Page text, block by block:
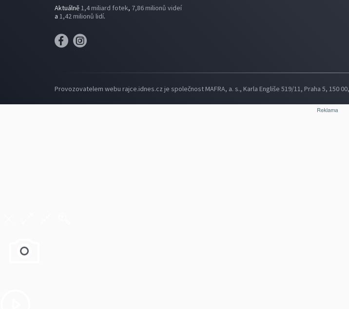
Aktuálně1,4 miliard fotek, 7,86 milionů videí
a 1,42 milionů lidí.
Provozovatelem webu rajce.idnes.cz je společnost MAFRA, a. s., Karla Engliše 519/11, Praha 5, 150 00,